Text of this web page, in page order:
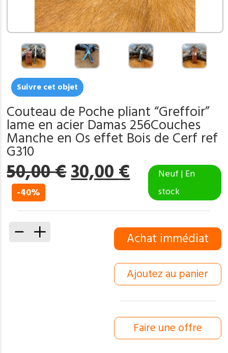
Suivre cet objet
Couteau de Poche pliant “Greffoir”
lame en acier Damas 256Couches
Manche en Os effet Bois de Cerf ref
G310
50,00€Le
initial
était :
50,00 €.
30,00€Le
prix
actuel
est :
30,00 €.
-40%
Neuf | En
stock
quantité
Achat immédiat
Ajoutez au panier
Faire une offre